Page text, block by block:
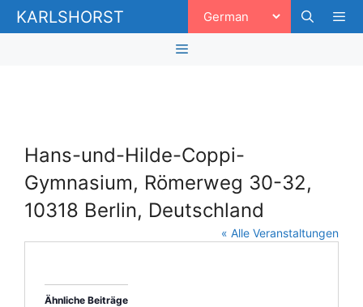
Zum
InhaltKARLSHORST
Hans-und-Hilde-Coppi-
Gymnasium, Römerweg 30-32,
10318 Berlin, Deutschland
« Alle Veranstaltungen
Ähnliche Beiträge